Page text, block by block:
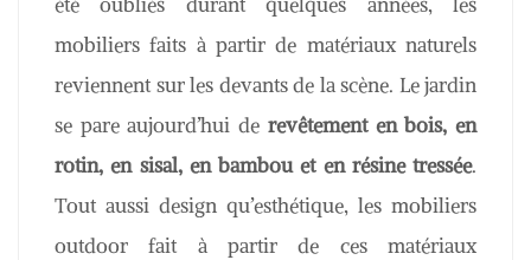
mobiliers faits à partir de matériaux naturels
reviennent sur les devants de la scène. Le jardin
se pare aujourd’hui de revêtement en bois, en
rotin, en sisal, en bambou et en résine tressée.
Tout aussi design qu’esthétique, les mobiliers
outdoor fait à partir de ces matériaux